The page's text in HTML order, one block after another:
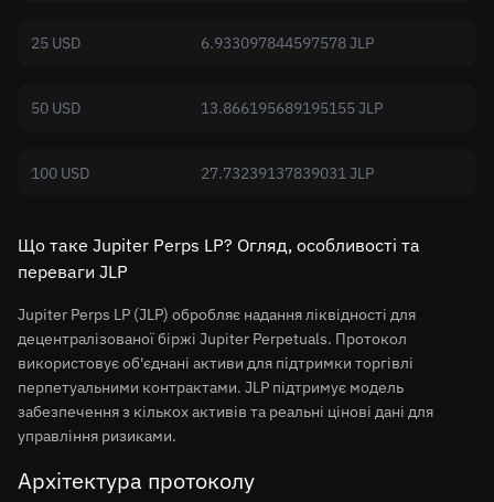
25 USD 6.933097844597578 JLP
50 USD 13.866195689195155 JLP
100 USD 27.73239137839031 JLP
Що таке Jupiter Perps LP? Огляд, особливості та
переваги JLP
Jupiter Perps LP (JLP) обробляє надання ліквідності для
децентралізованої біржі Jupiter Perpetuals. Протокол
використовує об'єднані активи для підтримки торгівлі
перпетуальними контрактами. JLP підтримує модель
забезпечення з кількох активів та реальні цінові дані для
управління ризиками.
Архітектура протоколу